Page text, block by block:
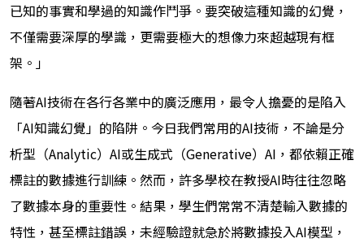
已知的事實和學過的知識作鬥爭。要突破這種知識的幻覺，
不僅需要深厚的學識，更需要極大的想像力來超越現有框
架。」
隨著AI技術在各行各業中的廣泛應用，最令人擔憂的是陷入
「AI知識幻覺」的陷阱。今日我們常用的AI技術，不論是分
析型（Analytic）AI或生成式（Generative）AI，都依賴正確
標註的數據進行訓練。然而，許多學校在教授AI時往往忽略
了數據本身的重要性。結果，學生們常常不清楚輸入數據的
特性，甚至標註錯誤，未經驗證就急於將數據投入AI模型，